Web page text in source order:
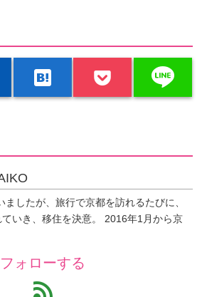
hatenabookmark line
したが、旅行で京都を訪れるたびに、
いき、移住を決意。 2016年1月から京
フォローする
feed